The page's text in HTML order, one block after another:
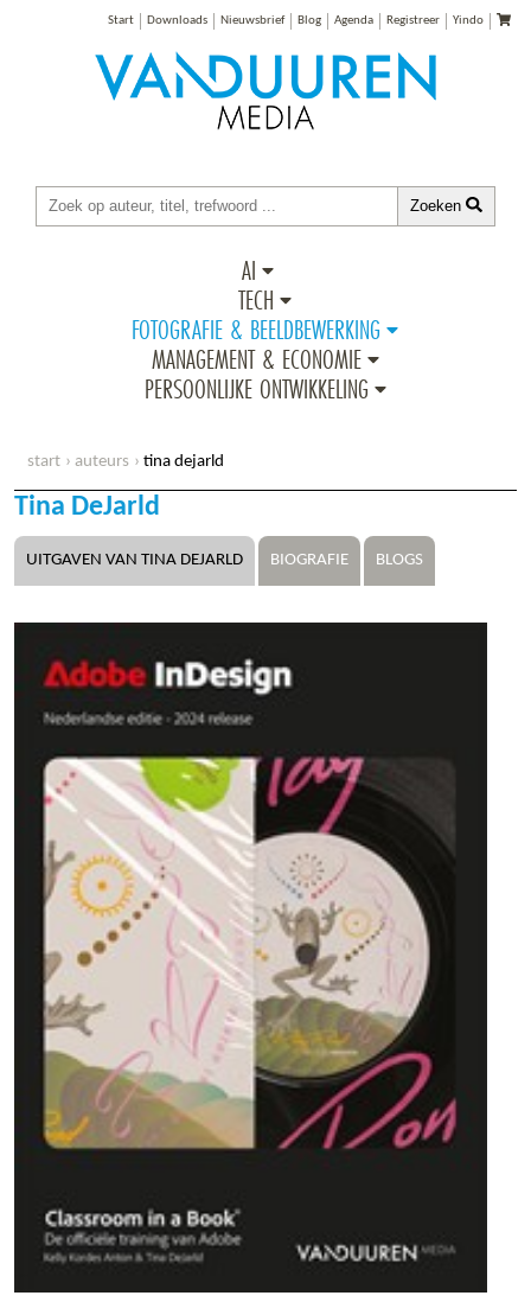
Start Downloads Nieuwsbrief Blog Agenda Registreer Yindo
Zoeken
AI
TECH
FOTOGRAFIE & BEELDBEWERKING
MANAGEMENT & ECONOMIE
PERSOONLIJKE ONTWIKKELING
start auteurs tina dejarld
Tina DeJarld
UITGAVEN VAN TINA DEJARLD BIOGRAFIE BLOGS